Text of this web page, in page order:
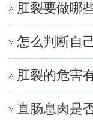
肛裂要做哪
怎么判断自
肛裂的危害
直肠息肉是